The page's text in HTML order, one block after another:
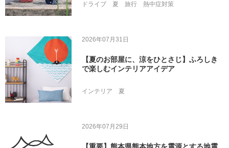
ドライブ 夏 旅行 熱中症対策
2026年07月31日
【夏のお部屋に、涼をひとさじ】ふろしき
で楽しむインテリアアイデア
インテリア 夏
2026年07月29日